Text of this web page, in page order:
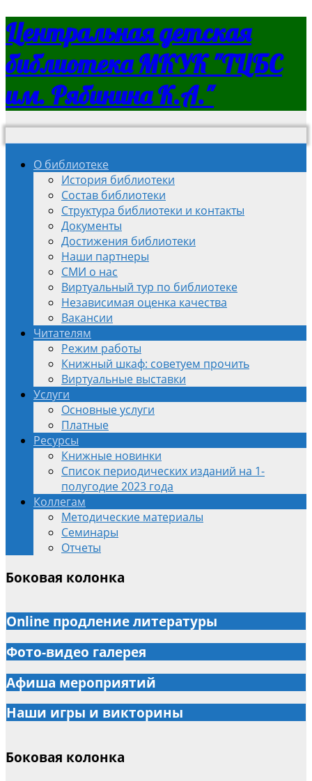
Центральная детская
библиотека МКУК "ТЦБС
им. Рябинина К.А."
О библиотеке
История библиотеки
Состав библиотеки
Структура библиотеки и контакты
Документы
Достижения библиотеки
Наши партнеры
СМИ о нас
Виртуальный тур по библиотеке
Независимая оценка качества
Вакансии
Читателям
Режим работы
Книжный шкаф: советуем прочить
Виртуальные выставки
Услуги
Основные услуги
Платные
Ресурсы
Книжные новинки
Список периодических изданий на 1-
полугодие 2023 года
Коллегам
Методические материалы
Семинары
Отчеты
Боковая колонка
Online продление литературы
Фото-видео галерея
Афиша мероприятий
Наши игры и викторины
Боковая колонка